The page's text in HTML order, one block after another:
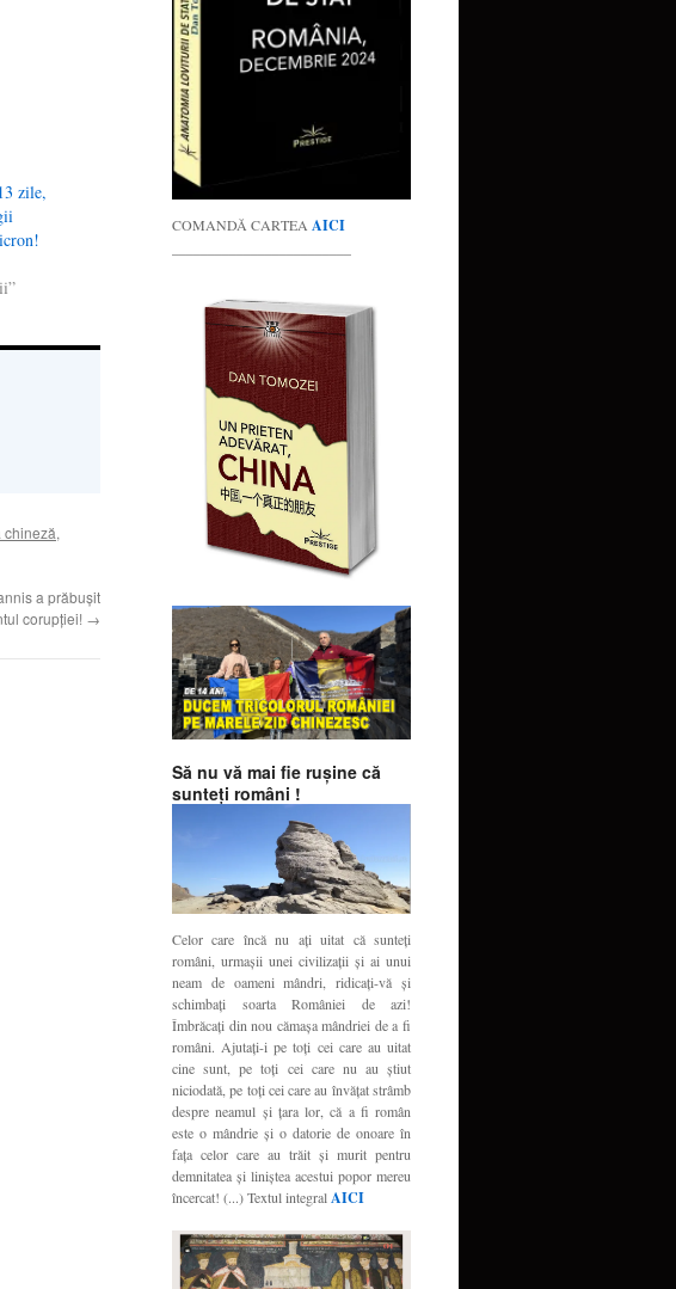
zile,
chineză,
a prăbușit
corupției! →
COMANDĂ CARTEA AICI
Să nu vă mai fie ruşine că
sunteţi români !
Celor care încă nu aţi uitat că sunteţi
români, urmaşii unei civilizaţii şi ai unui
neam de oameni mândri, ridicaţi-vă şi
schimbaţi soarta României de azi!
Îmbrăcaţi din nou cămaşa mândriei de a fi
români. Ajutaţi-i pe toţi cei care au uitat
cine sunt, pe toţi cei care nu au ştiut
niciodată, pe toţi cei care au învăţat strâmb
despre neamul şi ţara lor, că a fi român
este o mândrie şi o datorie de onoare în
faţa celor care au trăit şi murit pentru
demnitatea şi liniştea acestui popor mereu
încercat! (...) Textul integralAICI